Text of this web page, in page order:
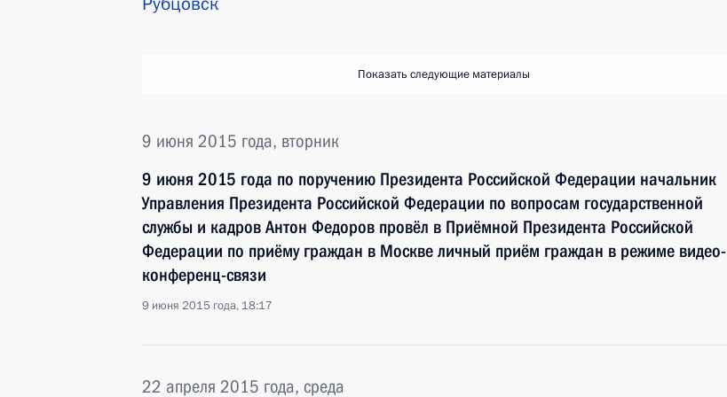
Показать следующие материалы
9 июня 2015 года, вторник
9 июня 2015 года по поручению Президента Российской Федерации начальник
Управления Президента Российской Федерации по вопросам государственной
службы и кадров Антон Федоров провёл в Приёмной Президента Российской
Федерации по приёму граждан в Москве личный приём граждан в режиме видео-
конференц-связи
9 июня 2015 года, 18:17
22 апреля 2015 года, среда